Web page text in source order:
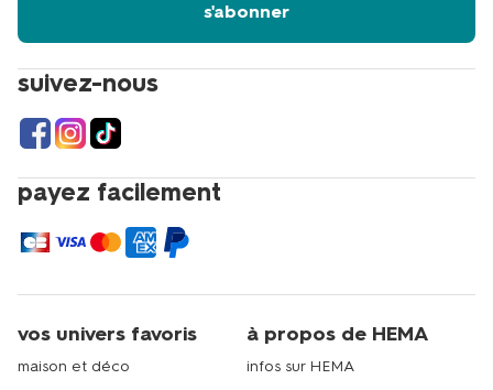
suivez-nous
payez facilement
s'abonner
vos univers favoris
maison et déco
à propos de HEMA
infos sur HEMA